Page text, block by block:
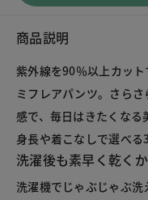
商品説明
紫外線を90％以上カッ
ミフレアパンツ。さら
感で、毎日はきたくなる
身長や着こなしで選べる
洗濯後も素早く乾く
洗濯機でじゃぶじゃぶ